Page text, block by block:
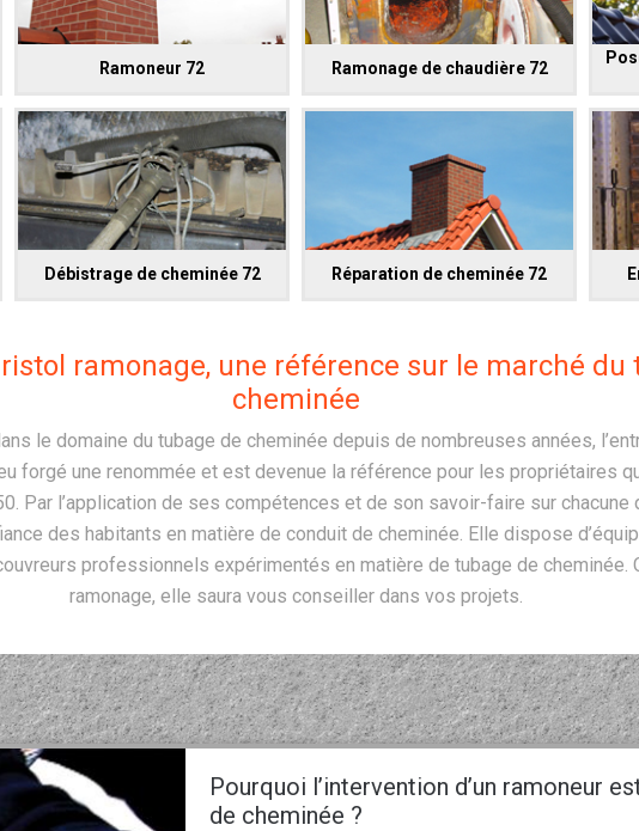
Ramoneur 72 Ramonage de chaudière 72
Débistrage de cheminée 72 Réparation de cheminée 72
ramonage, une référence sur le marché du
cheminée
le domaine du tubage de cheminée depuis de nombreuses années,
forgé une renommée et est devenue la référence pour les propriétaires
Par l’application de ses compétences et de son savoir-faire sur chacune
des habitants en matière de conduit de cheminée. Elle dispose
professionnels expérimentés en matière de tubage de cheminée.
ramonage, elle saura vous conseiller dans vos projets.
Pourquoi l’intervention d’un ramoneur
de cheminée ?